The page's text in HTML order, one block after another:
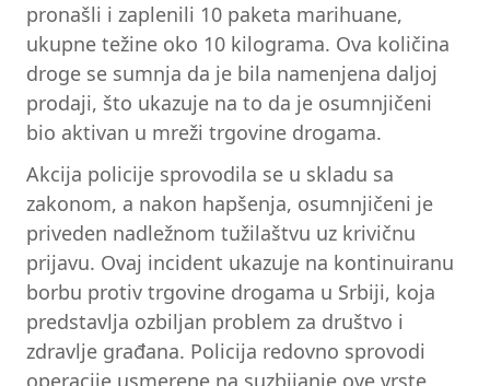
pronašli i zaplenili 10 paketa marihuane,
ukupne težine oko 10 kilograma. Ova količina
droge se sumnja da je bila namenjena daljoj
prodaji, što ukazuje na to da je osumnjičeni
bio aktivan u mreži trgovine drogama.
Akcija policije sprovodila se u skladu sa
zakonom, a nakon hapšenja, osumnjičeni je
priveden nadležnom tužilaštvu uz krivičnu
prijavu. Ovaj incident ukazuje na kontinuiranu
borbu protiv trgovine drogama u Srbiji, koja
predstavlja ozbiljan problem za društvo i
zdravlje građana. Policija redovno sprovodi
operacije usmerene na suzbijanje ove vrste